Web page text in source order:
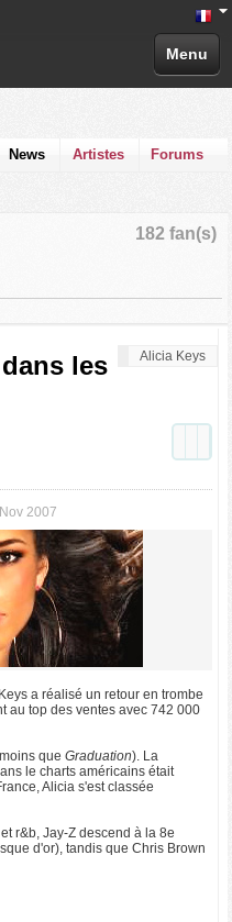
Menu
News Artistes Forums
182 fan(s)
Alicia Keys
les
2007
a réalisé un retour en trombe
au top des ventes avec 742 000
queGraduation). La
le charts américains était
Alicia s'est classée
r&b, Jay-Z descend à la 8e
d'or), tandis que Chris Brown